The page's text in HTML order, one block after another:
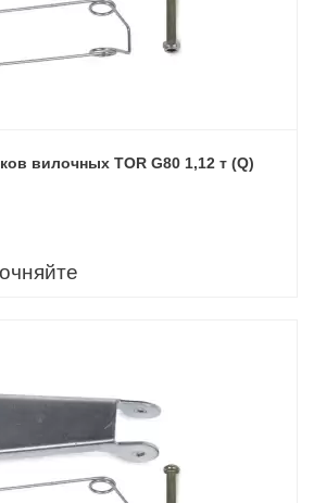
вилочных TOR G80 1,12 т (Q)